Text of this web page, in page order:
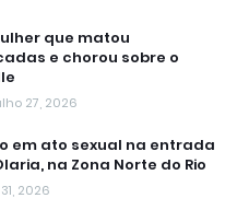
que matou
e chorou sobre o
27, 2026
em ato sexual na entrada
na Zona Norte do Rio
2026